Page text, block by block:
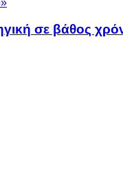
σε βάθος